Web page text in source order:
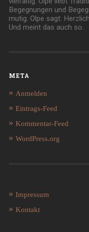
Begegnungen und
mutig. Olpe sagt:
Und meint das auch so.
META
Anmelden
Eintrags-Feed
Kommentar-Feed
WordPress.org
Impressum
Kontakt